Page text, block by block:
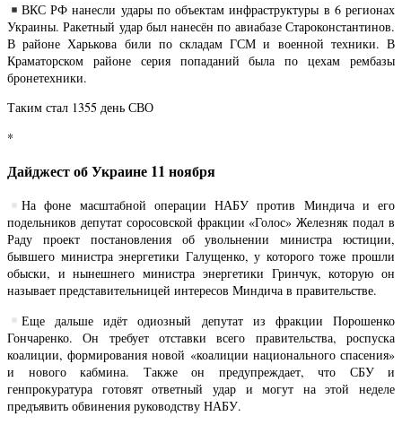
ВКС РФ нанесли удары по объектам инфраструктуры в 6 регионах
Украины. Ракетный удар был нанесён по авиабазе Староконстантинов.
В районе Харькова били по складам ГСМ и военной техники. В
Краматорском районе серия попаданий была по цехам рембазы
бронетехники.
Таким стал 1355 день СВО
*
Дайджест об Украине 11 ноября
На фоне масштабной операции НАБУ против Миндича и его
подельников депутат соросовской фракции «Голос» Железняк подал в
Раду проект постановления об увольнении министра юстиции,
бывшего министра энергетики Галущенко, у которого тоже прошли
обыски, и нынешнего министра энергетики Гринчук, которую он
называет представительницей интересов Миндича в правительстве.
Еще дальше идёт одиозный депутат из фракции Порошенко
Гончаренко. Он требует отставки всего правительства, роспуска
коалиции, формирования новой «коалиции национального спасения»
и нового кабмина. Также он предупреждает, что СБУ и
генпрокуратура готовят ответный удар и могут на этой неделе
предъявить обвинения руководству НАБУ.